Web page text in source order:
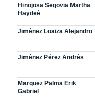
Hinojosa Segovia Martha
Haydeé
Jiménez Loaiza Alejandro
Jiménez Pérez Andrés
Marquez Palma Erik
Gabriel